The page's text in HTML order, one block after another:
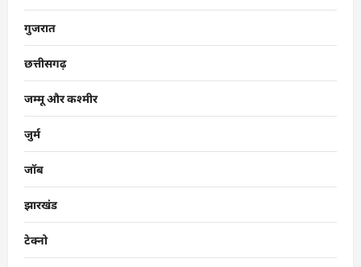
गुजरात
छत्तीसगढ़
जम्मू और कश्मीर
जुर्म
जॉब
झारखंड
टेक्नो